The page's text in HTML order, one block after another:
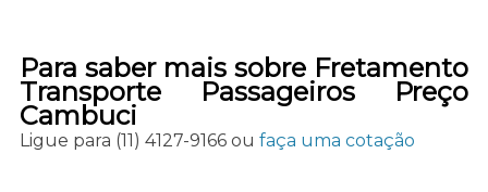
Para saber mais sobre Fretamento
Transporte Passageiros Preço
Cambuci
Ligue para (11) 4127-9166ou faça uma cotação